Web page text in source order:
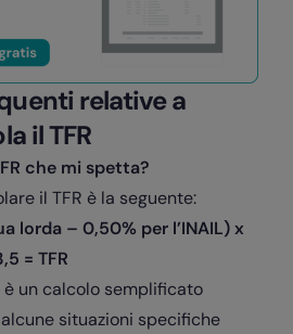
relative a
il TFR
che mi spetta?
il TFR è la seguente:
lorda – 0,50% per l’INAIL) x
= TFR
un calcolo semplificato
situazioni specifiche